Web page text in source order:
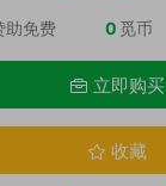
助免费 0 觅币
立即购买
收藏